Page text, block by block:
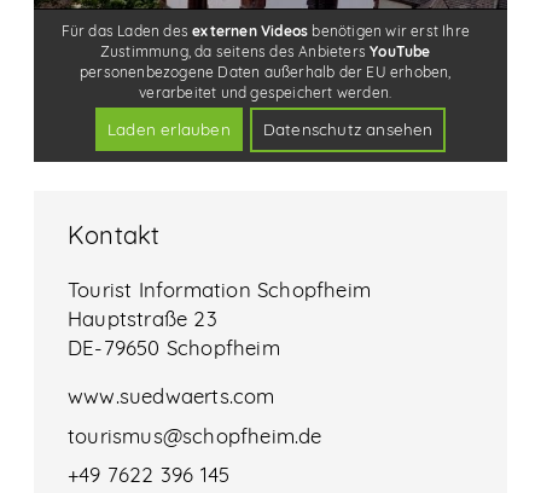
Kontakt
Tourist Information Schopfheim
Hauptstraße 23
DE-79650 Schopfheim
www.suedwaerts.com
tourismus@schopfheim.de
+49 7622 396 145